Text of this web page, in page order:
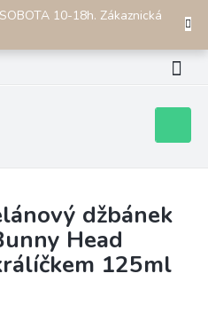
10-18h. Zákaznická
košík
džbánek
Head
125ml